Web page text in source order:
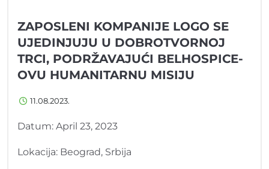
ZAPOSLENI KOMPANIJE LOGO SE
UJEDINJUJU U DOBROTVORNOJ
TRCI, PODRŽAVAJUĆI BELHOSPICE-
OVU HUMANITARNU MISIJU
11.08.2023.
Datum: April 23, 2023
Lokacija: Beograd, Srbija